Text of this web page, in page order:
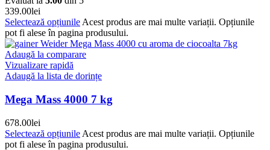
339.00lei
Selectează opțiunile Acest produs are mai multe variații. Opțiunile
pot fi alese în pagina produsului.
Adaugă la comparare
Vizualizare rapidă
Adaugă la lista de dorințe
Mega Mass 4000 7 kg
678.00lei
Selectează opțiunile Acest produs are mai multe variații. Opțiunile
pot fi alese în pagina produsului.